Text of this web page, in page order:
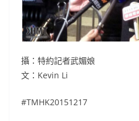
攝：特約記者武媚娘
文：Kevin Li
#TMHK20151217